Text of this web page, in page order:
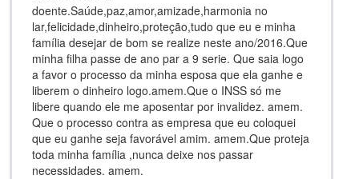
doente.Saúde,paz,amor,amizade,harmonia no
lar,felicidade,dinheiro,proteção,tudo que eu e minha
família desejar de bom se realize neste ano/2016.Que
minha filha passe de ano par a 9 serie. Que saia logo
a favor o processo da minha esposa que ela ganhe e
liberem o dinheiro logo.amem.Que o INSS só me
libere quando ele me aposentar por invalidez. amem.
Que o processo contra as empresa que eu coloquei
que eu ganhe seja favorável amim. amem.Que proteja
toda minha família ,nunca deixe nos passar
necessidades. amem.